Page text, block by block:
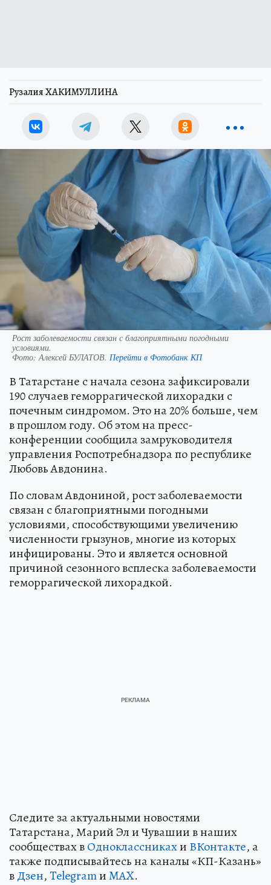
Рузалия ХАКИМУЛЛИНА
Рост заболеваемости связан с благоприятными погодными
условиями.
Фото:Алексей БУЛАТОВ. Перейти в Фотобанк КП
В Татарстане с начала сезона зафиксировали
190 случаев геморрагической лихорадки с
почечным синдромом. Это на 20% больше, чем
в прошлом году. Об этом на пресс-
конференции сообщила замруководителя
управления Роспотребнадзора по республике
Любовь Авдонина.
По словам Авдониной, рост заболеваемости
связан с благоприятными погодными
условиями, способствующими увеличению
численности грызунов, многие из которых
инфицированы. Это и является основной
причиной сезонного всплеска заболеваемости
геморрагической лихорадкой.
Следите за актуальными новостями
Татарстана, Марий Эл и Чувашии в наших
сообществах вОдноклассникахи ВКонтакте, а
также подписывайтесь на каналы «КП-Казань»
вДзен,TelegramиMAX.